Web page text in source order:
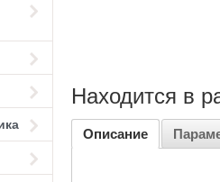
Находится в
Описание